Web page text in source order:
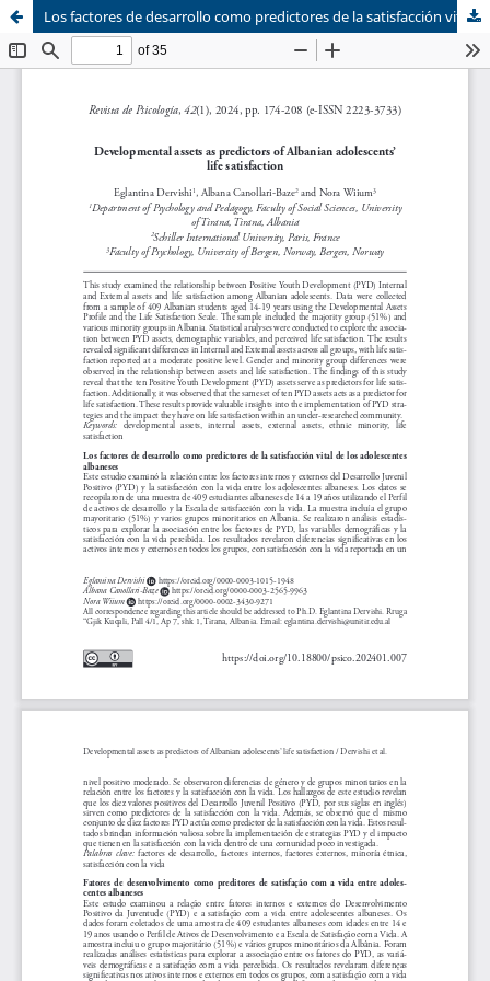
Los factores de desarrollo como predictores de la satisfacción vital de los adolescentes albaneses